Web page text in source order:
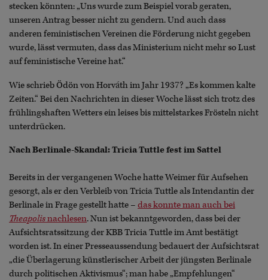
stecken könnten: „Uns wurde zum Beispiel vorab geraten,
unseren Antrag besser nicht zu gendern. Und auch dass
anderen feministischen Vereinen die Förderung nicht gegeben
wurde, lässt vermuten, dass das Ministerium nicht mehr so Lust
auf feministische Vereine hat.“
Wie schrieb Ödön von Horváth im Jahr 1937? „Es kommen kalte
Zeiten.“ Bei den Nachrichten in dieser Woche lässt sich trotz des
frühlingshaften Wetters ein leises bis mittelstarkes Frösteln nicht
unterdrücken.
Nach Berlinale-Skandal: Tricia Tuttle fest im Sattel
Bereits in der vergangenen Woche hatte Weimer für Aufsehen
gesorgt, als er den Verbleib von Tricia Tuttle als Intendantin der
Berlinale in Frage gestellt hatte – das konnte man auch bei
Theapolisnachlesen. Nun ist bekanntgeworden, dass bei der
Aufsichtsratssitzung der KBB Tricia Tuttle im Amt bestätigt
worden ist. In einer Presseaussendung bedauert der Aufsichtsrat
„die Überlagerung künstlerischer Arbeit der jüngsten Berlinale
durch politischen Aktivismus“; man habe „Empfehlungen“